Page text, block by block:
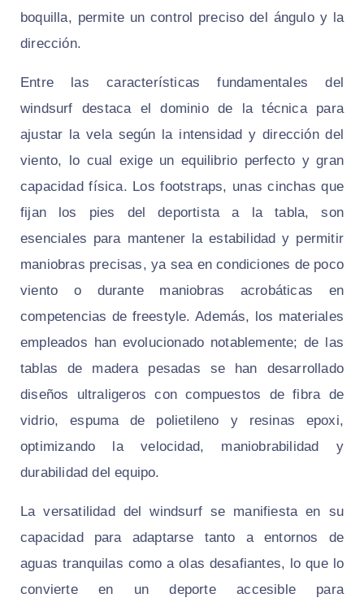
boquilla, permite un control preciso del ángulo y la
dirección.
Entre las características fundamentales del
windsurf destaca el dominio de la técnica para
ajustar la vela según la intensidad y dirección del
viento, lo cual exige un equilibrio perfecto y gran
capacidad física. Los footstraps, unas cinchas que
fijan los pies del deportista a la tabla, son
esenciales para mantener la estabilidad y permitir
maniobras precisas, ya sea en condiciones de poco
viento o durante maniobras acrobáticas en
competencias de freestyle. Además, los materiales
empleados han evolucionado notablemente; de las
tablas de madera pesadas se han desarrollado
diseños ultraligeros con compuestos de fibra de
vidrio, espuma de polietileno y resinas epoxi,
optimizando la velocidad, maniobrabilidad y
durabilidad del equipo.
La versatilidad del windsurf se manifiesta en su
capacidad para adaptarse tanto a entornos de
aguas tranquilas como a olas desafiantes, lo que lo
convierte en un deporte accesible para